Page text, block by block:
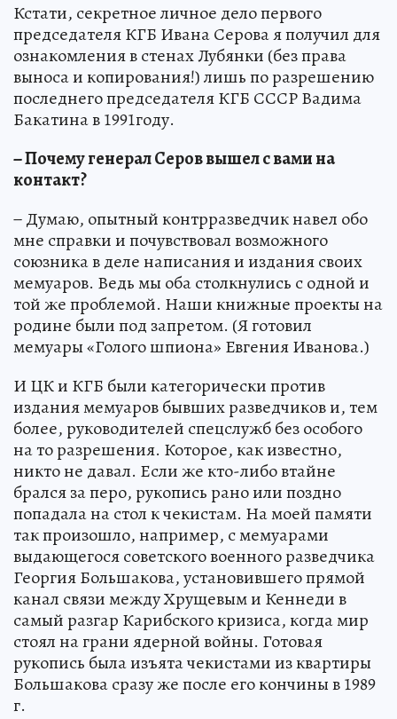
Кстати, секретное личное дело первого
председателя КГБ Ивана Серова я получил для
ознакомления в стенах Лубянки (без права
выноса и копирования!) лишь по разрешению
последнего председателя КГБ СССР Вадима
Бакатина в 1991году.
− Почему генерал Серов вышел с вами на
контакт?
− Думаю, опытный контрразведчик навел обо
мне справки и почувствовал возможного
союзника в деле написания и издания своих
мемуаров. Ведь мы оба столкнулись с одной и
той же проблемой. Наши книжные проекты на
родине были под запретом. (Я готовил
мемуары «Голого шпиона» Евгения Иванова.)
И ЦК и КГБ были категорически против
издания мемуаров бывших разведчиков и, тем
более, руководителей спецслужб без особого
на то разрешения. Которое, как известно,
никто не давал. Если же кто-либо втайне
брался за перо, рукопись рано или поздно
попадала на стол к чекистам. На моей памяти
так произошло, например, с мемуарами
выдающегося советского военного разведчика
Георгия Большакова, установившего прямой
канал связи между Хрущевым и Кеннеди в
самый разгар Карибского кризиса, когда мир
стоял на грани ядерной войны. Готовая
рукопись была изъята чекистами из квартиры
Большакова сразу же после его кончины в 1989
г.